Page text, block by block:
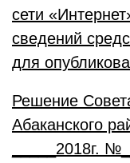
сети
сведений
для
Решение
Абаканского
_____2018г.